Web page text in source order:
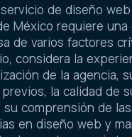
de diseño
México requiere una
de varios factores
considera la
de la agencia,
la calidad de
comprensión de
en diseño web y